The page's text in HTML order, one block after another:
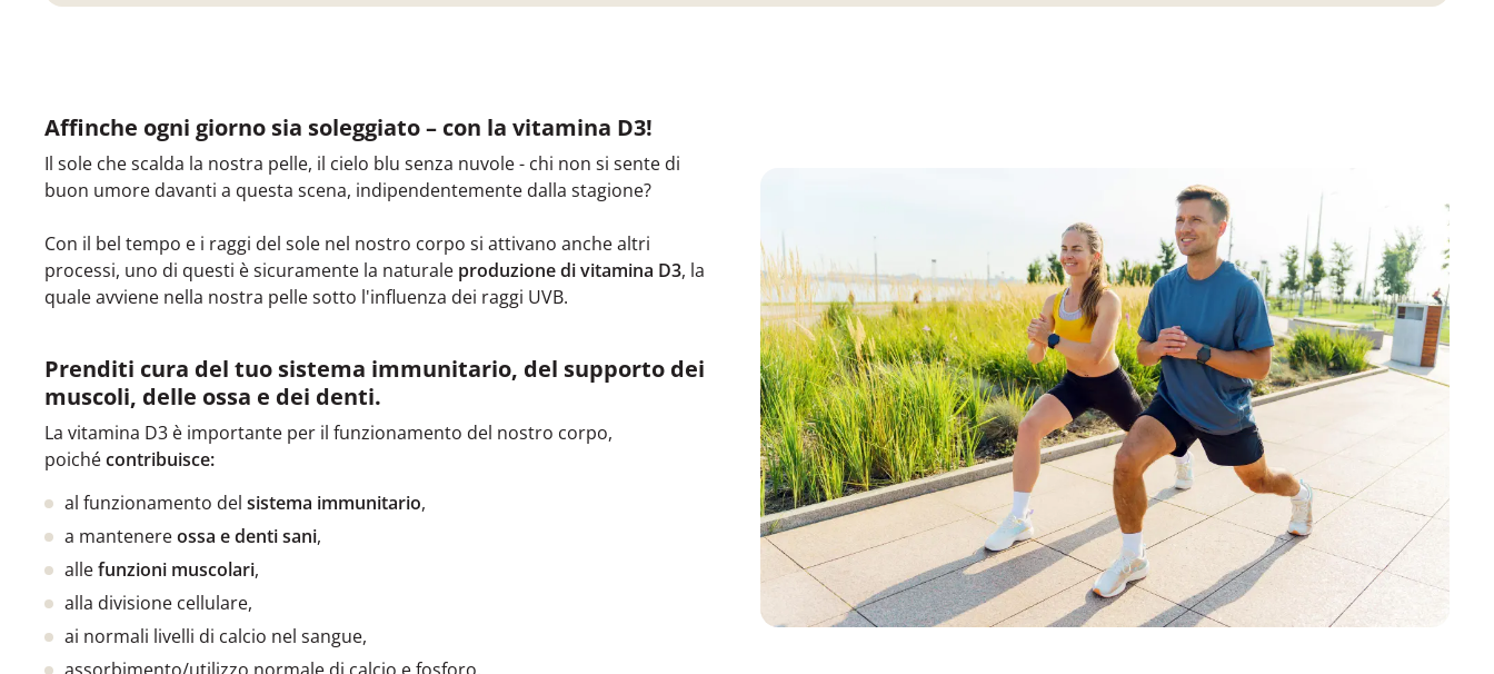
Affinche ogni giorno sia soleggiato – con la vitamina D3!
Il sole che scalda la nostra pelle, il cielo blu senza nuvole - chi non si sente di
buon umore davanti a questa scena, indipendentemente dalla stagione?
Con il bel tempo e i raggi del sole nel nostro corpo si attivano anche altri
processi, uno di questi è sicuramente la naturale produzione di vitamina D3, la
quale avviene nella nostra pelle sotto l'influenza dei raggi UVB.
Prenditi cura del tuo sistema immunitario, del supporto dei
muscoli, delle ossa e dei denti.
La vitamina D3 è importante per il funzionamento del nostro corpo,
poichécontribuisce:
al funzionamento del sistema immunitario,
a mantenereossa e denti sani,
allefunzioni muscolari,
alla divisione cellulare,
ai normali livelli di calcio nel sangue,